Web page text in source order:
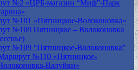
№2 «ЦРБ-магазин “Миф”-Парк
№101 «Пятницкое-Волоконовка»
№109 Пятницкое – Волоконовка
№109 “Пятницкое-Волоконовка”
№110 «Пятницкое-
Валуйки»